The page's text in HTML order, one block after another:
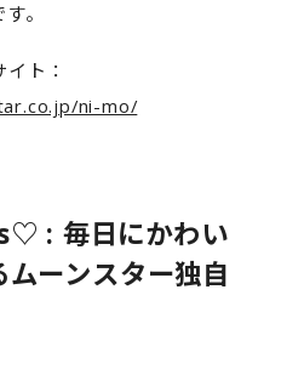
。
ト：
ni-mo/
: 毎日にかわい
ーンスター独自